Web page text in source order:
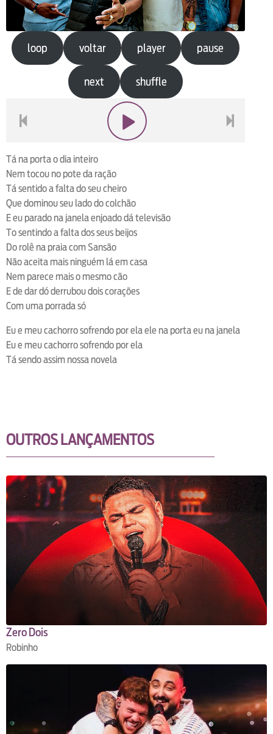
loop voltar player pause
next shuffle
Tá na porta o dia inteiro
Nem tocou no pote da ração
Tá sentido a falta do seu cheiro
Que dominou seu lado do colchão
E eu parado na janela enjoado dá televisão
To sentindo a falta dos seus beijos
Do rolê na praia com Sansão
Não aceita mais ninguém lá em casa
Nem parece mais o mesmo cão
E de dar dó derrubou dois corações
Com uma porrada só
Eu e meu cachorro sofrendo por ela ele na porta eu na janela
Eu e meu cachorro sofrendo por ela
Tá sendo assim nossa novela
OUTROS LANÇAMENTOS
Zero Dois
Robinho